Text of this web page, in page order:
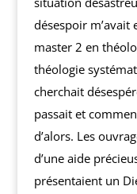
désespoir m’avait
master 2 en
théologie
cherchait
passait et
d’alors. Les
d’une aide
présentaient un